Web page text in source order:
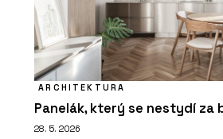
ARCHITEKTURA
Panelák, který se nestydí za
28. 5. 2026